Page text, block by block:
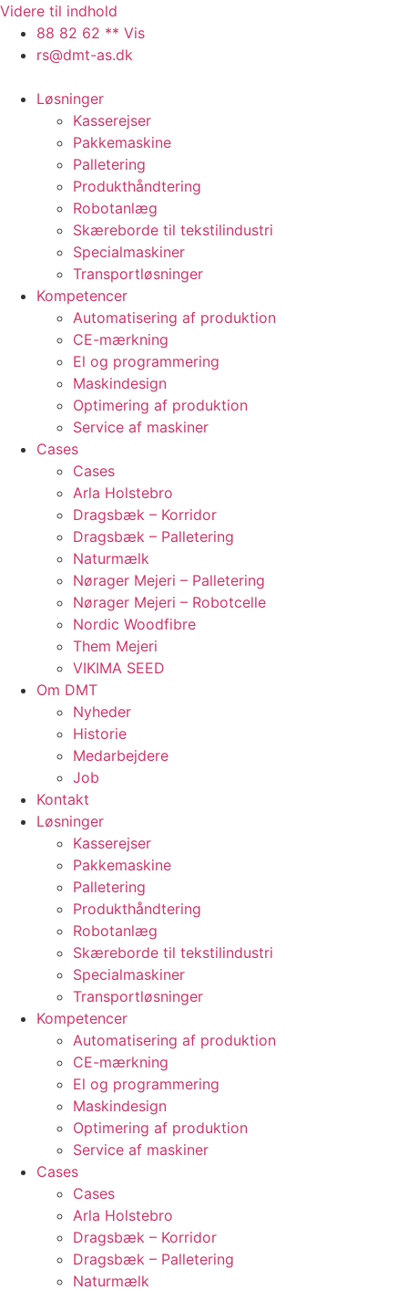
Videre til indhold
88 82 62 ** Vis
rs@dmt-as.dk
Løsninger
Kasserejser
Pakkemaskine
Palletering
Produkthåndtering
Robotanlæg
Skæreborde til tekstilindustri
Specialmaskiner
Transportløsninger
Kompetencer
Automatisering af produktion
CE-mærkning
El og programmering
Maskindesign
Optimering af produktion
Service af maskiner
Cases
Cases
Arla Holstebro
Dragsbæk – Korridor
Dragsbæk – Palletering
Naturmælk
Nørager Mejeri – Palletering
Nørager Mejeri – Robotcelle
Nordic Woodfibre
Them Mejeri
VIKIMA SEED
Om DMT
Nyheder
Historie
Medarbejdere
Job
Kontakt
Løsninger
Kasserejser
Pakkemaskine
Palletering
Produkthåndtering
Robotanlæg
Skæreborde til tekstilindustri
Specialmaskiner
Transportløsninger
Kompetencer
Automatisering af produktion
CE-mærkning
El og programmering
Maskindesign
Optimering af produktion
Service af maskiner
Cases
Cases
Arla Holstebro
Dragsbæk – Korridor
Dragsbæk – Palletering
Naturmælk